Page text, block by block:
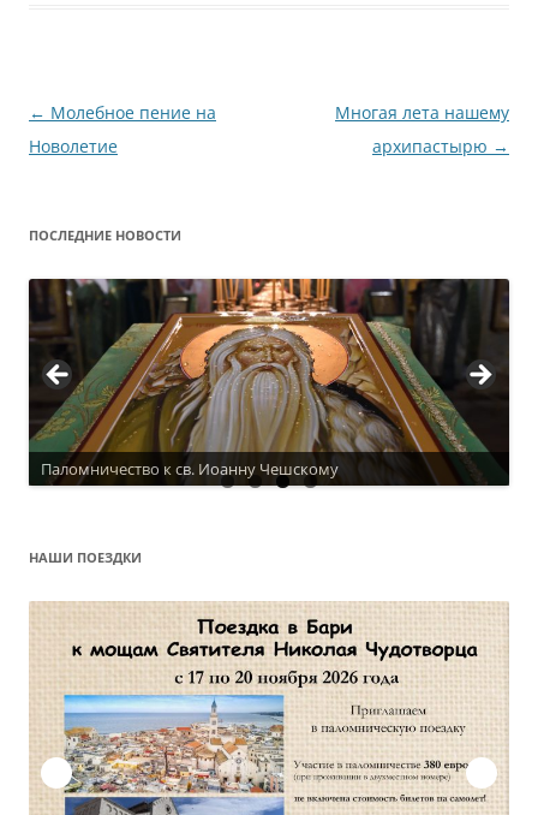
Навигация
по
← Молебное пение на
Новолетие
Многая лета нашему
архипастырю →
ПОСЛЕДНИЕ НОВОСТИ
Паломничество к св. Иоанну Чешскому
Актуальное расписание
НАШИ ПОЕЗДКИ